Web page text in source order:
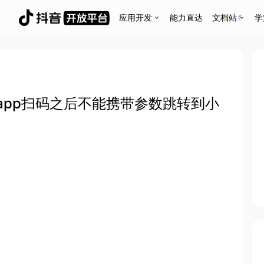
应用开发 能力直达 文档站
扫码之后不能携带参数跳转到小